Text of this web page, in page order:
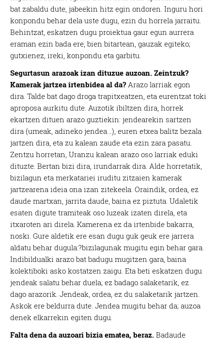
bat zabaldu dute, jabeekin hitz egin ondoren. Inguru hori
konpondu behar dela uste dugu, ezin du horrela jarraitu.
Behintzat, eskatzen dugu proiektua gaur egun aurrera
eraman ezin bada ere, bien bitartean, gauzak egiteko;
gutxienez, ireki, konpondu eta garbitu.
Segurtasun arazoak izan dituzue auzoan. Zeintzuk?
Kamerak jartzea irtenbidea al da? Arazo larriak egon
dira. Talde bat dago droga trapitxeatzen, eta eurentzat toki
aproposa aurkitu dute. Auzotik ibiltzen dira, horrek
ekartzen dituen arazo guztiekin: jendearekin sartzen
dira (umeak, adineko jendea…), euren etxea balitz bezala
jartzen dira, eta zu kalean zaude eta ezin zara pasatu.
Zentzu horretan, Uranzu kalean arazo oso larriak eduki
dituzte. Bertan bizi dira, irundarrak dira. Alde horretatik,
bizilagun eta merkatariei iruditu zitzaien kamerak
jartzearena ideia ona izan zitekeela. Oraindik, ordea, ez
daude martxan, jarrita daude, baina ez piztuta. Udaletik
esaten digute tramiteak oso luzeak izaten direla, eta
itxaroten ari direla. Kamerena ez da irtenbide bakarra,
noski. Gure aldetik ere esan dugu guk geuk ere jarrera
aldatu behar dugula:?bizilagunak mugitu egin behar gara.
Indibildualki arazo bat badugu mugitzen gara, baina
kolektiboki asko kostatzen zaigu. Eta beti eskatzen dugu
jendeak salatu behar duela; ez badago salaketarik, ez
dago arazorik. Jendeak, ordea, ez du salaketarik jartzen.
Askok ere beldurra dute. Jendea mugitu behar da; auzoa
denek elkarrekin egiten dugu.
Falta dena da auzoari bizia ematea, beraz.Badaude